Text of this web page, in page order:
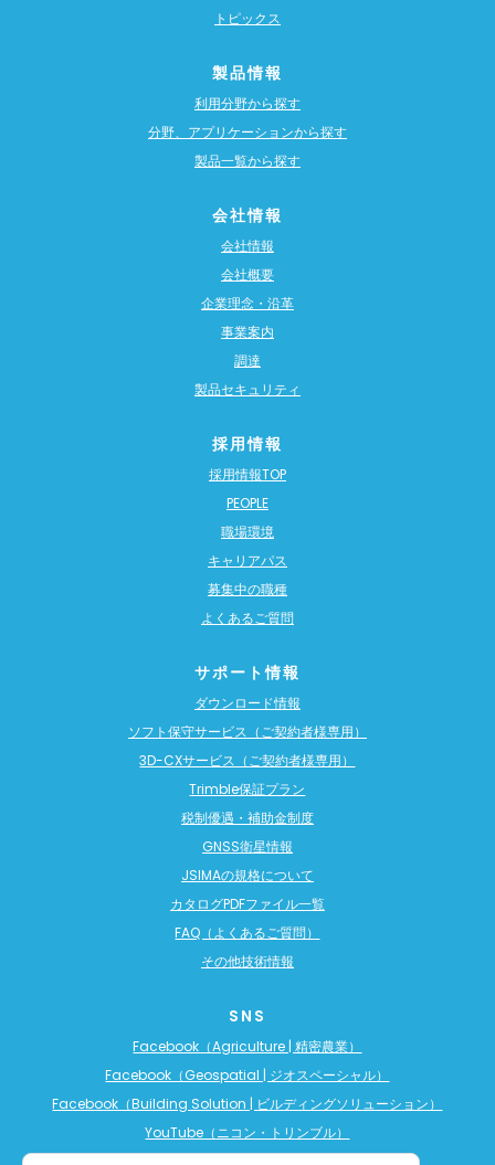
トピックス
製品情報
利用分野から探す
分野、アプリケーションから探す
製品一覧から探す
会社情報
会社情報
会社概要
企業理念・沿革
事業案内
調達
製品セキュリティ
採用情報
採用情報TOP
PEOPLE
職場環境
キャリアパス
募集中の職種
よくあるご質問
サポート情報
ダウンロード情報
ソフト保守サービス（ご契約者様専用）
3D-CXサービス（ご契約者様専用）
Trimble保証プラン
税制優遇・補助金制度
GNSS衛星情報
JSIMAの規格について
カタログPDFファイル一覧
FAQ（よくあるご質問）
その他技術情報
SNS
Facebook（Agriculture | 精密農業）
Facebook（Geospatial | ジオスペーシャル）
Facebook（Building Solution | ビルディングソリューション）
YouTube（ニコン・トリンブル）